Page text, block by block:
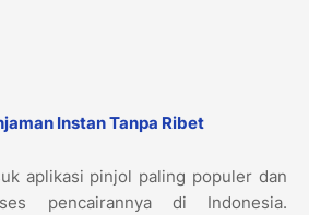
Instan Tanpa Ribet
aplikasi pinjol paling populer dan
pencairannya di Indonesia.